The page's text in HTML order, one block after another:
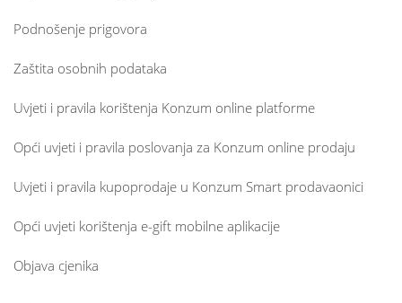
Podnošenje prigovora
Zaštita osobnih podataka
Uvjeti i pravila korištenja Konzum online platforme
Opći uvjeti i pravila poslovanja za Konzum online prodaju
Uvjeti i pravila kupoprodaje u Konzum Smart prodavaonici
Opći uvjeti korištenja e-gift mobilne aplikacije
Objava cjenika